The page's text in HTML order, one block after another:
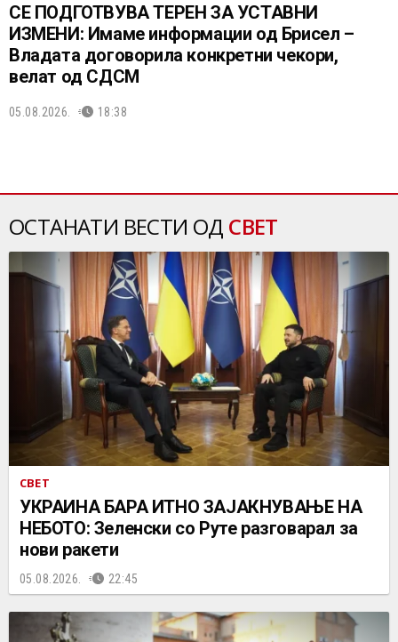
СЕ ПОДГОТВУВА ТЕРЕН ЗА УСТАВНИ
ИЗМЕНИ: Имаме информации од Брисел –
Владата договорила конкретни чекори,
велат од СДСМ
05.08.2026. 18:38
ОСТАНАТИ ВЕСТИ ОД СВЕТ
СВЕТ
УКРАИНА БАРА ИТНО ЗАЈАКНУВАЊЕ НА
НЕБОТО: Зеленски со Руте разговарал за
нови ракети
05.08.2026. 22:45